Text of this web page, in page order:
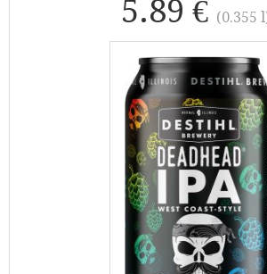
5.89 € (0.355